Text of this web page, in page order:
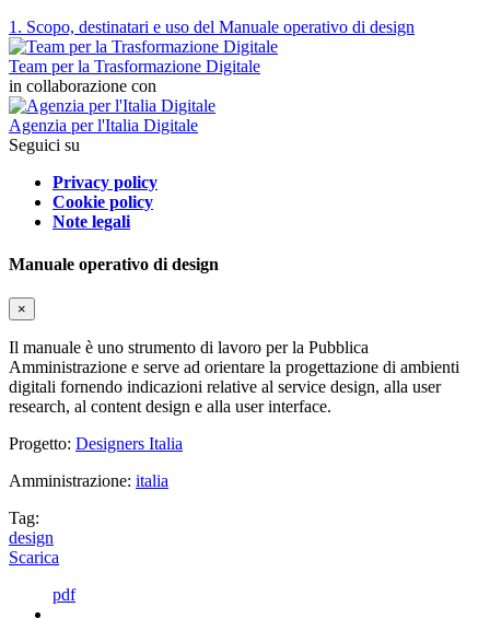
1. Scopo, destinatari e uso del Manuale operativo di design
Team per la Trasformazione Digitale
in collaborazione con
Agenzia per l'Italia Digitale
Seguici su
Privacy policy
Cookie policy
Note legali
Manuale operativo di design
×
Il manuale è uno strumento di lavoro per la Pubblica
Amministrazione e serve ad orientare la progettazione di ambienti
digitali fornendo indicazioni relative al service design, alla user
research, al content design e alla user interface.
Progetto: Designers Italia
Amministrazione: italia
Tag:
design
Scarica
pdf